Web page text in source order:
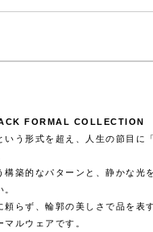
FORMAL COLLECTION
いう形式を超え、人生の節目に
構築的なパターンと、静かな光
頼らず、輪郭の美しさで品を表
マルウェアです。